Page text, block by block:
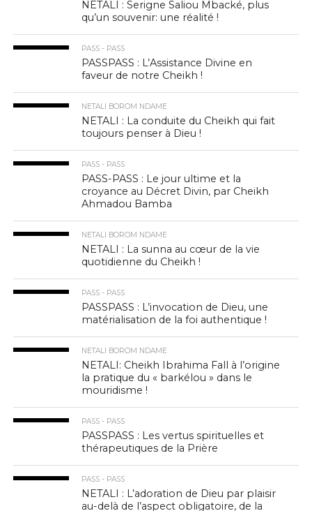
NETALI : Serigne Saliou Mbacké, plus
qu’un souvenir: une réalité !
PASS - PASS
PASSPASS : L’Assistance Divine en
faveur de notre Cheikh !
NETALI BOROM NDAME
NETALI : La conduite du Cheikh qui fait
toujours penser à Dieu !
PASS - PASS
PASS-PASS : Le jour ultime et la
croyance au Décret Divin, par Cheikh
Ahmadou Bamba
NETALI BOROM NDAME
NETALI : La sunna au cœur de la vie
quotidienne du Cheikh !
PASS - PASS
PASSPASS : L’invocation de Dieu, une
matérialisation de la foi authentique !
NETALI BOROM NDAME
NETALI: Cheikh Ibrahima Fall à l’origine
la pratique du « barkélou » dans le
mouridisme !
PASS - PASS
PASSPASS : Les vertus spirituelles et
thérapeutiques de la Prière
PASS - PASS
NETALI : L’adoration de Dieu par plaisir
au-delà de l’aspect obligatoire, de la